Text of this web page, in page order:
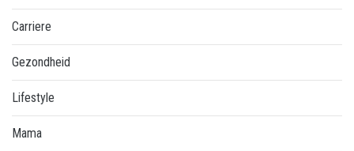
Carriere
Gezondheid
Lifestyle
Mama